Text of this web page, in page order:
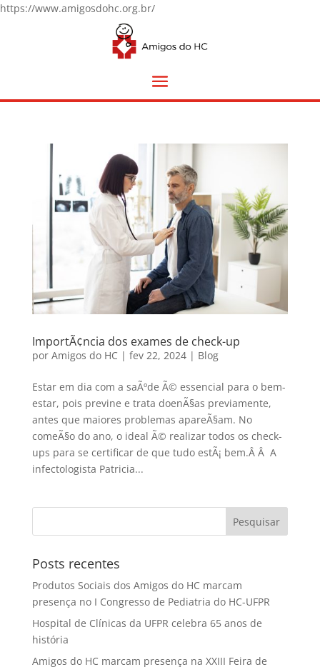
https://www.amigosdohc.org.br/
ImportÃ¢ncia dos exames de check-up
por Amigos do HC | fev 22, 2024| Blog
Estar em dia com a saÃºde Ã© essencial para o bem-
estar, pois previne e trata doenÃ§as previamente,
antes que maiores problemas apareÃ§am. No
comeÃ§o do ano, o ideal Ã© realizar todos os check-
ups para se certificar de que tudo estÃ¡ bem.Â Â A
infectologista Patricia...
Posts recentes
Produtos Sociais dos Amigos do HC marcam
presença no I Congresso de Pediatria do HC-UFPR
Hospital de Clínicas da UFPR celebra 65 anos de
história
Amigos do HC marcam presença na XXIII Feira de